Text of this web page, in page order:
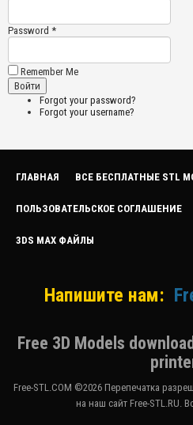
Password *
Remember Me
Forgot your password?
Forgot your username?
ГЛАВНАЯ ВСЕ БЕСПЛАТНЫЕ STL
ПОЛЬЗОВАТЕЛЬСКОЕ СОГЛАШЕНИЕ
3DS MAX ФАЙЛЫ
Напишите нам:
Free 3D Models
Free-STL.COM ©2026 Перепечатка
на наш сайт Free-STL.RU.